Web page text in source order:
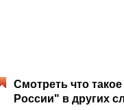
Смотреть что
России" в других